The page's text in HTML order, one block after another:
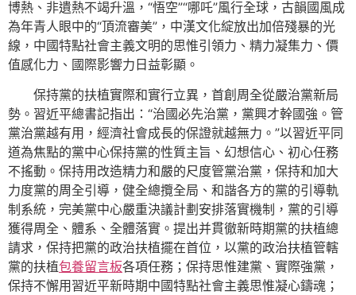
博熱、非遺熱不竭升溫，“悟空”“哪吒”風行全球，古韻國風成
為年青人眼中的“頂流審美”，中漢文化綻放出加倍殘暴的光
線，中國特點社會主義文明的思惟引領力、精力凝集力、價
值感化力、國際影響力日益彰顯。
保持黨的扶植實際和實行立異，首創周全從嚴治黨新局
勢。習近平總書記指出：“治國必先治黨，黨興才幹國強。管
黨治黨越有用，經濟社會成長的保證就越無力。”以習近平同
道為焦點的黨中心保持黨的性質主旨、幻想信心、初心任務
不搖動。保持用改造精力和嚴的尺度管黨治黨，保持和加大
力度黨的周全引導，健全總攬全局、和諧各方的黨的引導軌
制系統，完美黨中心嚴重決議計劃安排落實機制，黨的引導
獲得周全、體系、全體落實。提出并貫徹新時期黨的扶植總
請求，保持把黨的政治扶植擺在首位，以黨的政治扶植管轄
黨的扶植包養留言板各項任務；保持思惟建黨、實際強黨，
保持不懈用習近平新時期中國特點社會主義思惟凝心鑄魂；